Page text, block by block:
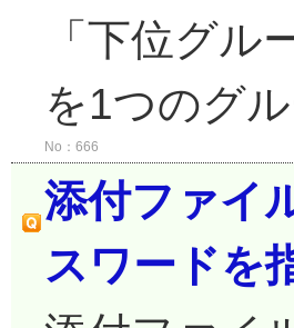
「下位グ
を1つのグ
No：666
添付ファイ
スワードを